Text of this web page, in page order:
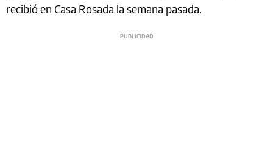
recibió en Casa Rosada la semana pasada.